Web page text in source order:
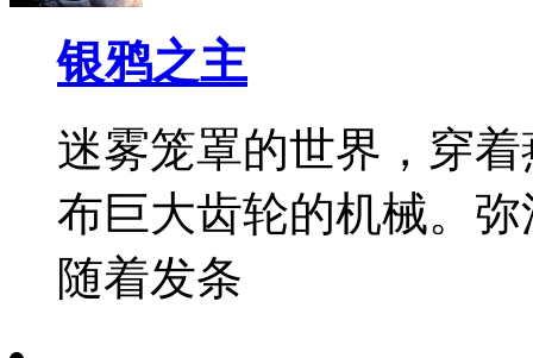
银鸦之主
迷雾笼罩的世界，穿
布巨大齿轮的机械。
随着发条